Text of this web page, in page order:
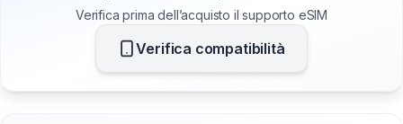
Verifica prima dell’acquisto il supporto eSIM
Verifica compatibilità